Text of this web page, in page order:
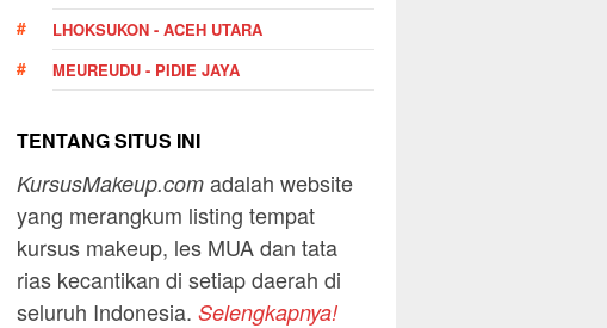
LHOKSUKON - ACEH UTARA
MEUREUDU - PIDIE JAYA
TENTANG SITUS INI
KursusMakeup.com adalah website
yang merangkum listing tempat
kursus makeup, les MUA dan tata
rias kecantikan di setiap daerah di
seluruh Indonesia.Selengkapnya!